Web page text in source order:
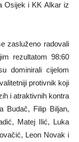
Osijek i KK Alkar iz
zasluženo radovali
rezultatom 98:60
dominirali cijelom
protivnik koji
i atraktivnih kontra
Budač, Filip Biljan,
Matej Ilić, Luka
Leon Novak i